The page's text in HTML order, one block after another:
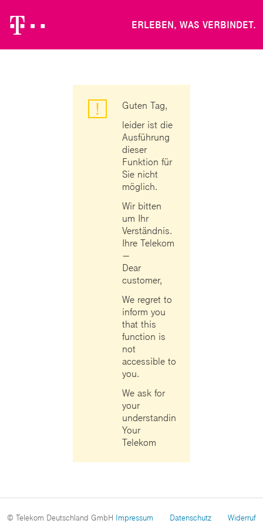
tT ERLEBEN, WAS VERBINDET.
Guten Tag,
leider ist die
Ausführung
dieser
Funktion für
Sie nicht
möglich.
Wir bitten
um Ihr
Verständnis.
Ihre Telekom
—
Dear
customer,
We regret to
inform you
that this
function is
not
accessible to
you.
We ask for
your
understanding.
Your
Telekom
© Telekom Deutschland GmbH Impressum Datenschutz Widerruf